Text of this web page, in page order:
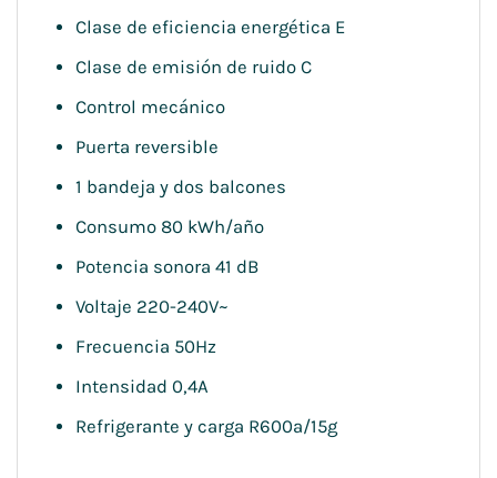
Clase de eficiencia energética E
Clase de emisión de ruido C
Control mecánico
Puerta reversible
1 bandeja y dos balcones
Consumo 80 kWh/año
Potencia sonora 41 dB
Voltaje 220-240V~
Frecuencia 50Hz
Intensidad 0,4A
Refrigerante y carga R600a/15g